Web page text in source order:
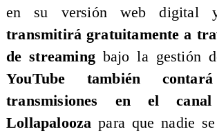
en su versión web digital
transmitirá gratuitamente a
de streamingbajo la gestión
YouTube también
transmisiones en el
Lollapalooza para que nadie